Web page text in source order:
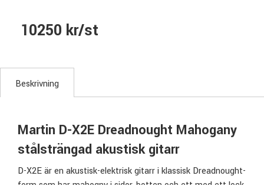
10250 kr/st
Beskrivning
Martin D-X2E Dreadnought Mahogany
stålsträngad akustisk gitarr
D-X2E är en akustisk-elektrisk gitarr i klassisk Dreadnought-
form som har mahogny i sidor, botten och ett med ett lock